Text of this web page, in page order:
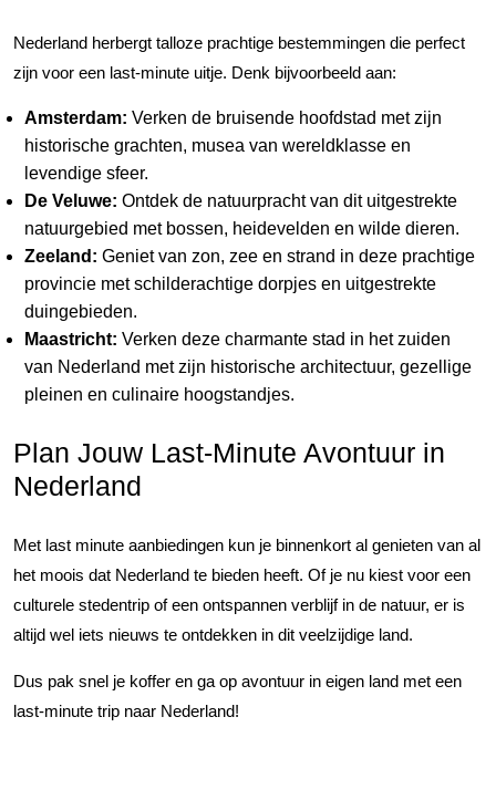
Nederland herbergt talloze prachtige bestemmingen die perfect
zijn voor een last-minute uitje. Denk bijvoorbeeld aan:
Amsterdam: Verken de bruisende hoofdstad met zijn
historische grachten, musea van wereldklasse en
levendige sfeer.
De Veluwe: Ontdek de natuurpracht van dit uitgestrekte
natuurgebied met bossen, heidevelden en wilde dieren.
Zeeland: Geniet van zon, zee en strand in deze prachtige
provincie met schilderachtige dorpjes en uitgestrekte
duingebieden.
Maastricht: Verken deze charmante stad in het zuiden
van Nederland met zijn historische architectuur, gezellige
pleinen en culinaire hoogstandjes.
Plan Jouw Last-Minute Avontuur in
Nederland
Met last minute aanbiedingen kun je binnenkort al genieten van al
het moois dat Nederland te bieden heeft. Of je nu kiest voor een
culturele stedentrip of een ontspannen verblijf in de natuur, er is
altijd wel iets nieuws te ontdekken in dit veelzijdige land.
Dus pak snel je koffer en ga op avontuur in eigen land met een
last-minute trip naar Nederland!